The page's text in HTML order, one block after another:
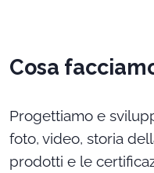
Cosa
Progettiamo e
foto, video, storia
prodotti e le